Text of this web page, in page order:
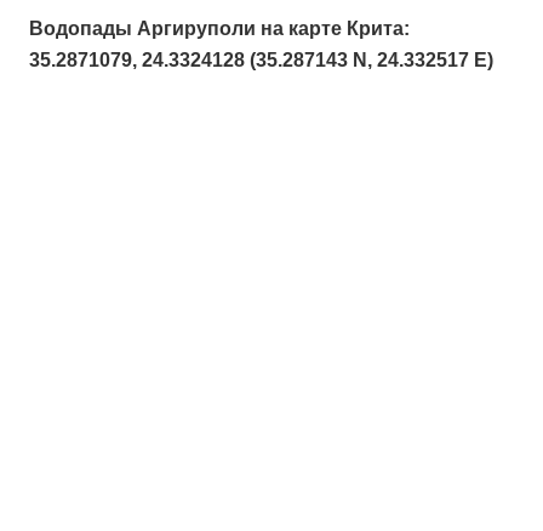
Водопады Аргируполи на карте Крита:
35.2871079, 24.3324128 (35.287143 N, 24.332517 E)